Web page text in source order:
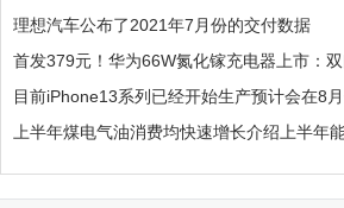
理想汽车公布了2021年7月份的交付数据
首发379元！华为66W氮化镓充电器上市：
目前iPhone13系列已经开始生产预计会在8
上半年煤电气油消费均快速增长介绍上半年